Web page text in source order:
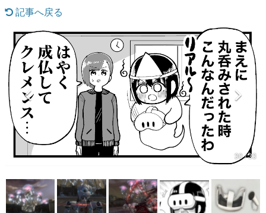
ゲーム開発者・hamatsu氏がゲームの魅力を画面や操作の
具体的な形から解き明かしていく、硬派で骨太な評論連載
です。
ゲームが変えた日本語
「経験値」「裏技」「ラスボス」… ゲームにまつわる言葉
の起源や用法の変遷を、コンピューター文化史研究家・タ
イニーP氏が徹底調査。
カテゴリ
特集記事
マンガ
女性向け
記事へ戻る
30 / 33